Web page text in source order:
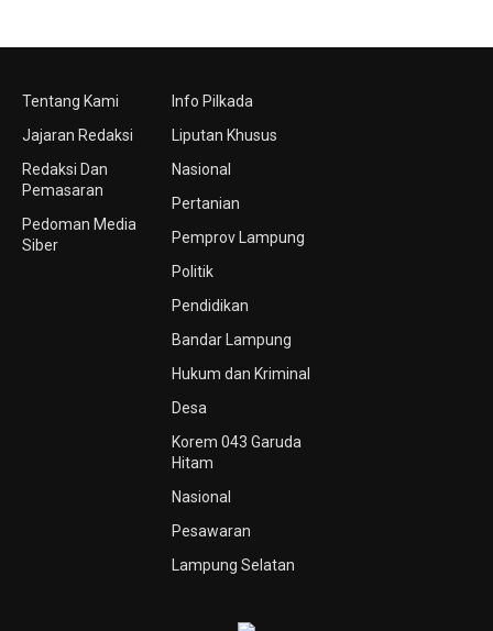
Tentang Kami
Jajaran Redaksi
Redaksi Dan
Pemasaran
Pedoman Media
Siber
Info Pilkada
Liputan Khusus
Nasional
Pertanian
Pemprov Lampung
Politik
Pendidikan
Bandar Lampung
Hukum dan Kriminal
Desa
Korem 043 Garuda
Hitam
Nasional
Pesawaran
Lampung Selatan